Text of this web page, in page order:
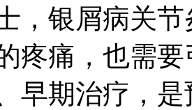
，银屑病关
疼痛，也需
早期治疗，